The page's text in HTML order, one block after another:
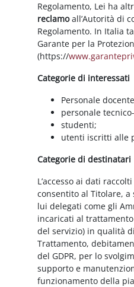
Regolamento, Lei ha
reclamoall’Autorità di
Regolamento. In Italia
Garante per la
(https://
Categorie di interessati
Personale
personale
studenti;
utenti iscritti alle
Categorie di destinatari
L’accesso ai dati
consentito al Titolare, a
lui delegati come gli
incaricati al
del servizio) in qualità
Trattamento,
del GDPR, per lo
supporto e
funzionamento della